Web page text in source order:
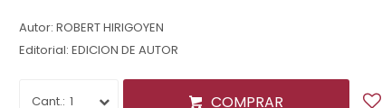
Autor: ROBERT HIRIGOYEN
Editorial: EDICION DE AUTOR
1 COMPRAR